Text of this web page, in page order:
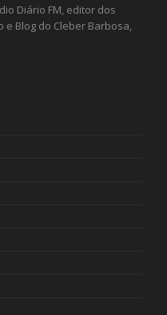
Diário FM, editor dos
e Blog do Cleber Barbosa,